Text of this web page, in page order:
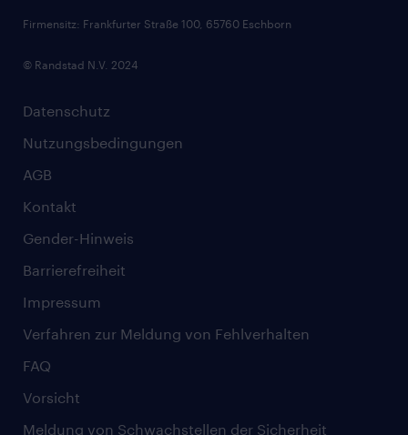
Datenschutz
Nutzungsbedingungen
AGB
Kontakt
Gender-Hinweis
Barrierefreiheit
Impressum
Verfahren zur Meldung von Fehlverhalten
FAQ
Vorsicht
Meldung von Schwachstellen der Sicherheit
Firmensitz: Frankfurter Straße 100, 65760 Eschborn
© Randstad N.V. 2024